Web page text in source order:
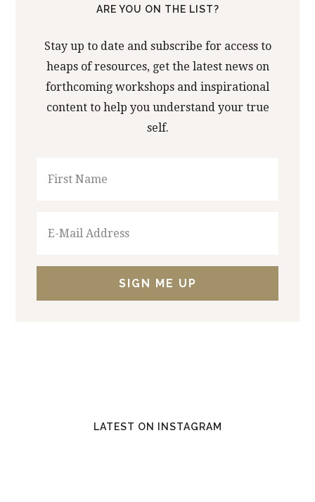
ARE YOU ON THE LIST?
Stay up to date and subscribe for access to
heaps of resources, get the latest news on
forthcoming workshops and inspirational
content to help you understand your true
self.
LATEST ON INSTAGRAM